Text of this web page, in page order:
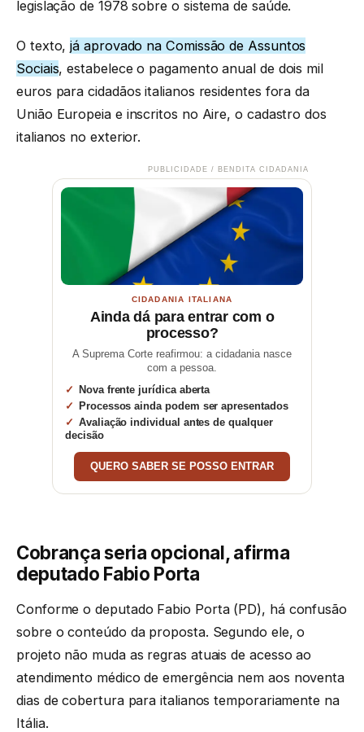
legislação de 1978 sobre o sistema de saúde.
O texto,já aprovado na Comissão de Assuntos
Sociais, estabelece o pagamento anual de dois mil
euros para cidadãos italianos residentes fora da
União Europeia e inscritos no Aire, o cadastro dos
italianos no exterior.
PUBLICIDADE / BENDITA CIDADANIA
CIDADANIA ITALIANA
Ainda dá para entrar com o
processo?
A Suprema Corte reafirmou: a cidadania nasce
com a pessoa.
Nova frente jurídica aberta
Processos ainda podem ser apresentados
Avaliação individual antes de qualquer
decisão
QUERO SABER SE POSSO ENTRAR
Cobrança seria opcional, afirma
deputado Fabio Porta
Conforme o deputado Fabio Porta (PD), há confusão
sobre o conteúdo da proposta. Segundo ele, o
projeto não muda as regras atuais de acesso ao
atendimento médico de emergência nem aos noventa
dias de cobertura para italianos temporariamente na
Itália.